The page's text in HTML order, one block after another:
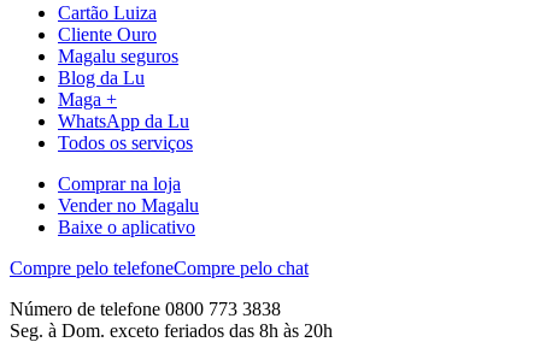
Cartão Luiza
Cliente Ouro
Magalu seguros
Blog da Lu
Maga +
WhatsApp da Lu
Todos os serviços
Comprar na loja
Vender no Magalu
Baixe o aplicativo
Compre pelo telefoneCompre pelo chat
Número de telefone 0800 773 3838
Seg. à Dom. exceto feriados das 8h às 20h